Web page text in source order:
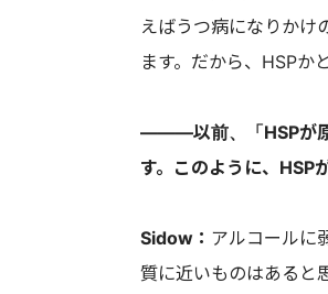
えばうつ病になりかけ
ます。だから、HSPか
———以前、「HSPが原
す。このように、HSP
Sidow： アルコールに
質に近いものはあると